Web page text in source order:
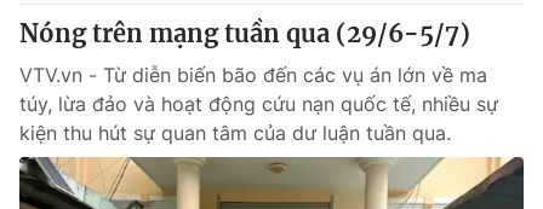
Chuyên mục
Xã hội
Pháp luật
Nóng trên mạng tuần qua (29/6-5/7)
VTV.vn - Từ diễn biến bão đến các vụ án lớn về ma
túy, lừa đảo và hoạt động cứu nạn quốc tế, nhiều sự
kiện thu hút sự quan tâm của dư luận tuần qua.